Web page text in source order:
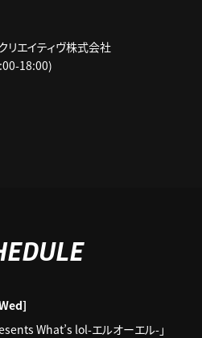
リエイティヴ株式会社
18:00)
What’s lol-エルオーエル-」